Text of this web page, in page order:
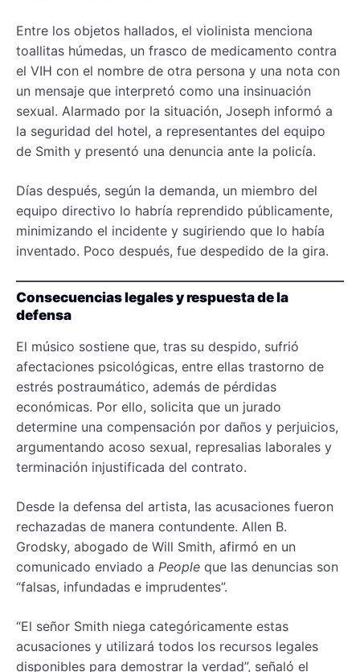
Entre los objetos hallados, el violinista menciona
toallitas húmedas, un frasco de medicamento contra
el VIH con el nombre de otra persona y una nota con
un mensaje que interpretó como una insinuación
sexual. Alarmado por la situación, Joseph informó a
la seguridad del hotel, a representantes del equipo
de Smith y presentó una denuncia ante la policía.
Días después, según la demanda, un miembro del
equipo directivo lo habría reprendido públicamente,
minimizando el incidente y sugiriendo que lo había
inventado. Poco después, fue despedido de la gira.
Consecuencias legales y respuesta de la
defensa
El músico sostiene que, tras su despido, sufrió
afectaciones psicológicas, entre ellas trastorno de
estrés postraumático, además de pérdidas
económicas. Por ello, solicita que un jurado
determine una compensación por daños y perjuicios,
argumentando acoso sexual, represalias laborales y
terminación injustificada del contrato.
Desde la defensa del artista, las acusaciones fueron
rechazadas de manera contundente. Allen B.
Grodsky, abogado de Will Smith, afirmó en un
comunicado enviado a People que las denuncias son
“falsas, infundadas e imprudentes”.
“El señor Smith niega categóricamente estas
acusaciones y utilizará todos los recursos legales
disponibles para demostrar la verdad”, señaló el